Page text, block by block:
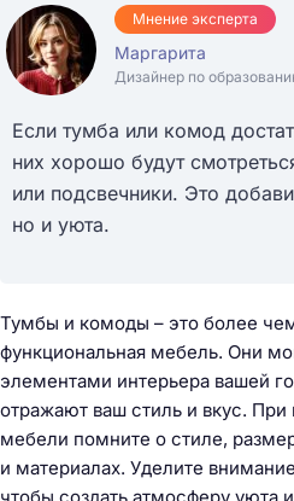
Мнение эксперта
Маргарита
Дизайнер по
Если тумба или комод
них хорошо будут
или подсвечники. Это
но и уюта.
Тумбы и комоды – это более
функциональная мебель. Они
элементами интерьера вашей
отражают ваш стиль и вкус.
мебели помните о стиле,
и материалах. Уделите